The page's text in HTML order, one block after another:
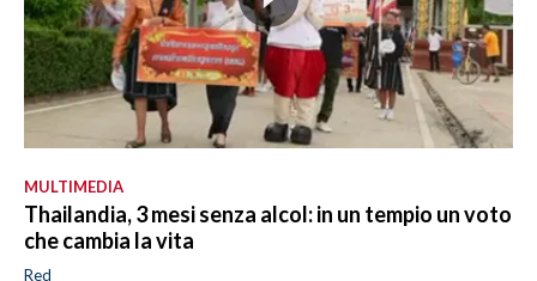
MULTIMEDIA
Thailandia, 3 mesi senza alcol: in un tempio un voto
che cambia la vita
Red